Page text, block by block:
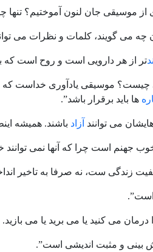
از موسیقی جان لنون آموختیم؟
می گویند، کلمات و نظرات می توانند
تر از هر دارویی است و روح است که
چیست؟ موسیقی یادآوری خداست که
ها باید برقرار باشد”.
می توانند آزاد باشند. همیشه
جهنم است چرا که آنها نمی توانند
زندگی ست، نه صرفا به تاخیر
است”.
درمان می کنید یا می برید یا می
بینی و مثبت اندیشی است”.